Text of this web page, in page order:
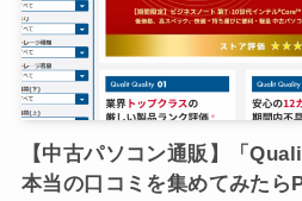
【中古パソコン通販】「
本当の口コミを集めてみたら